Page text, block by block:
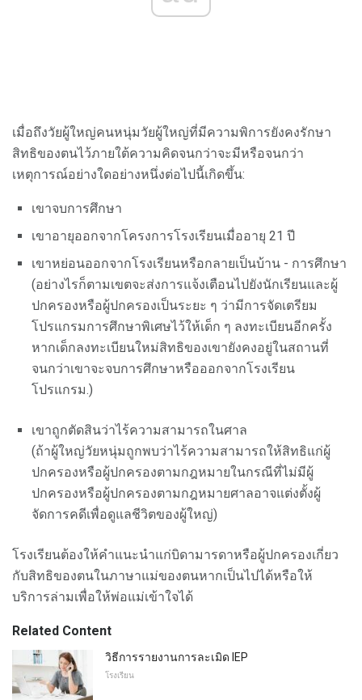
เมื่อถึงวัยผู้ใหญ่คนหนุ่มวัยผู้ใหญ่ที่มีความพิการยังคงรักษา
สิทธิของตนไว้ภายใต้ความคิดจนกว่าจะมีหรือจนกว่า
เหตุการณ์อย่างใดอย่างหนึ่งต่อไปนี้เกิดขึ้น:
เขาจบการศึกษา
เขาอายุออกจากโครงการโรงเรียนเมื่ออายุ 21 ปี
เขาหย่อนออกจากโรงเรียนหรือกลายเป็นบ้าน - การศึกษา
(อย่างไรก็ตามเขตจะส่งการแจ้งเตือนไปยังนักเรียนและผู้
ปกครองหรือผู้ปกครองเป็นระยะ ๆ ว่ามีการจัดเตรียม
โปรแกรมการศึกษาพิเศษไว้ให้เด็ก ๆ ลงทะเบียนอีกครั้ง
หากเด็กลงทะเบียนใหม่สิทธิของเขายังคงอยู่ในสถานที่
จนกว่าเขาจะจบการศึกษาหรือออกจากโรงเรียน
โปรแกรม.)
เขาถูกตัดสินว่าไร้ความสามารถในศาล
(ถ้าผู้ใหญ่วัยหนุ่มถูกพบว่าไร้ความสามารถให้สิทธิแก่ผู้
ปกครองหรือผู้ปกครองตามกฎหมายในกรณีที่ไม่มีผู้
ปกครองหรือผู้ปกครองตามกฎหมายศาลอาจแต่งตั้งผู้
จัดการคดีเพื่อดูแลชีวิตของผู้ใหญ่)
โรงเรียนต้องให้คำแนะนำแก่บิดามารดาหรือผู้ปกครองเกี่ยว
กับสิทธิของตนในภาษาแม่ของตนหากเป็นไปได้หรือให้
บริการล่ามเพื่อให้พ่อแม่เข้าใจได้
Related Content
วิธีการรายงานการละเมิด IEP
โรงเรียน